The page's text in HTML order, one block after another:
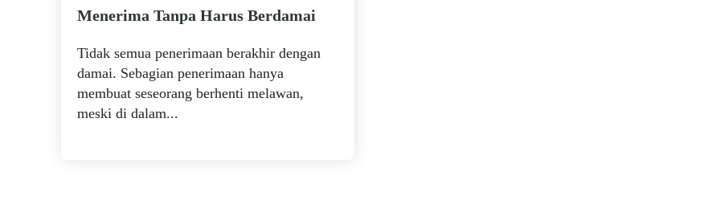
Menerima Tanpa Harus Berdamai
Tidak semua penerimaan berakhir dengan
damai. Sebagian penerimaan hanya
membuat seseorang berhenti melawan,
meski di dalam...